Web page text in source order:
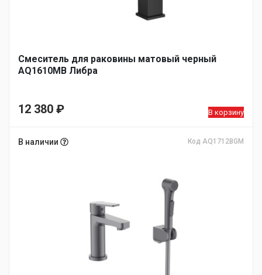
Смеситель для раковины матовый черный
AQ1610MB Либра
12 380 ₽ В корзину
В наличии Код AQ1712BGM